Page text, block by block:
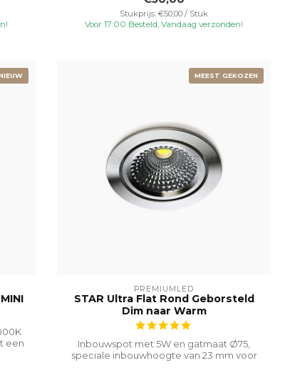
Stukprijs: €50,00 / Stuk
Voor 17:00 Besteld, Vandaag verzonden!
een
MEEST GEKOZEN
PREMIUMLED
STAR Ultra Flat Rond Geborsteld
Dim naar Warm
Inbouwspot met 5W en gatmaat Ø75,
speciale inbouwhoogte van 23 mm voor